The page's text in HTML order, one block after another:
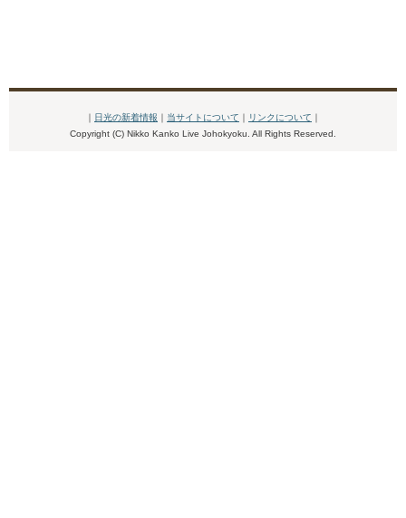
｜ 日光の新着情報 ｜ 当サイトについて ｜ リンクについて ｜
Copyright (C) Nikko Kanko Live Johokyoku. All Rights Reserved.